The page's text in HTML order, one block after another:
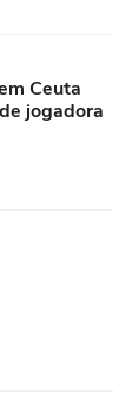
Ceuta
jogadora